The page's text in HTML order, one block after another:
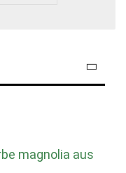
magnolia aus